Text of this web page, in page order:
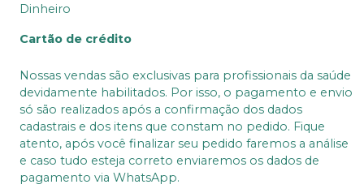
Dinheiro
Cartão de crédito
Nossas vendas são exclusivas para profissionais da saúde
devidamente habilitados. Por isso, o pagamento e envio
só são realizados após a confirmação dos dados
cadastrais e dos itens que constam no pedido. Fique
atento, após você finalizar seu pedido faremos a análise
e caso tudo esteja correto enviaremos os dados de
pagamento via WhatsApp.